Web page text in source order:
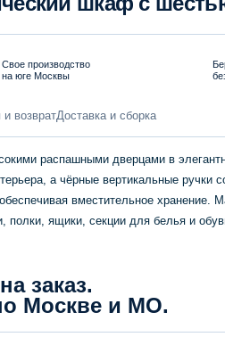
Свое производство
на юге Москвы
и возвратДоставка и сборка
распашными дверцами в
а чёрные вертикальные
вместительное
полки, ящики, секции для белья и
заказ.
Москве и МО.